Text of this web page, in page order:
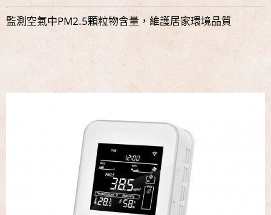
名展音響 歐洲第一品牌 FIBARO 環控系統 現場展示 熱售
名展音響 最新Dolby ATMOS 7.2.4 全景聲11聲道現場展示
監測空氣中PM2.5顆粒物含量，維護居家環境品質